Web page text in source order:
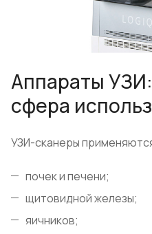
Аппараты
сфера
УЗИ-сканеры
почек и печени;
щитовидной железы;
яичников;